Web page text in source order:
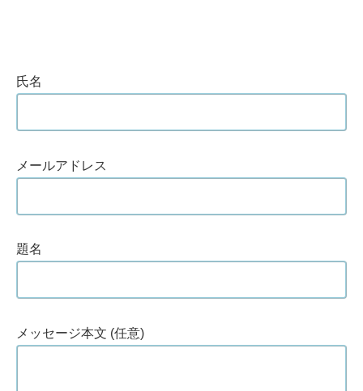
氏名
メールアドレス
題名
メッセージ本文 (任意)